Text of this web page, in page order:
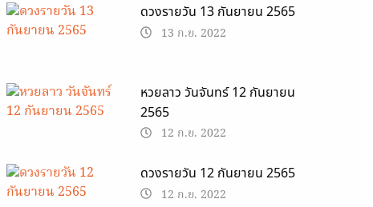
ดวงรายวัน 13 กันยายน 2565
13 ก.ย. 2022
หวยลาว วันจันทร์ 12 กันยายน
2565
12 ก.ย. 2022
ดวงรายวัน 12 กันยายน 2565
12 ก.ย. 2022